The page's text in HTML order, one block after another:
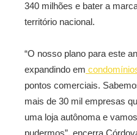
340 milhões e bater a
território nacional.
“O nosso plano para este
expandindo em
pontos comerciais.
mais de 30 mil empresas
uma loja autônoma e
pudermos”, encerra